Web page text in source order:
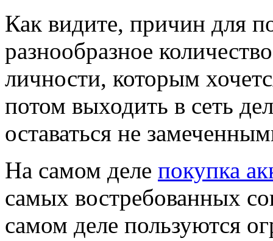
Как видите, причин для
разнообразное
личности, которым
потом выходить в сеть
оставаться не
На самом деле покупка
самых востребованных
самом деле пользуются